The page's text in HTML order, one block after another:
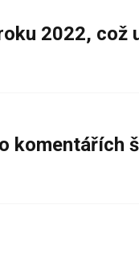
2022, což